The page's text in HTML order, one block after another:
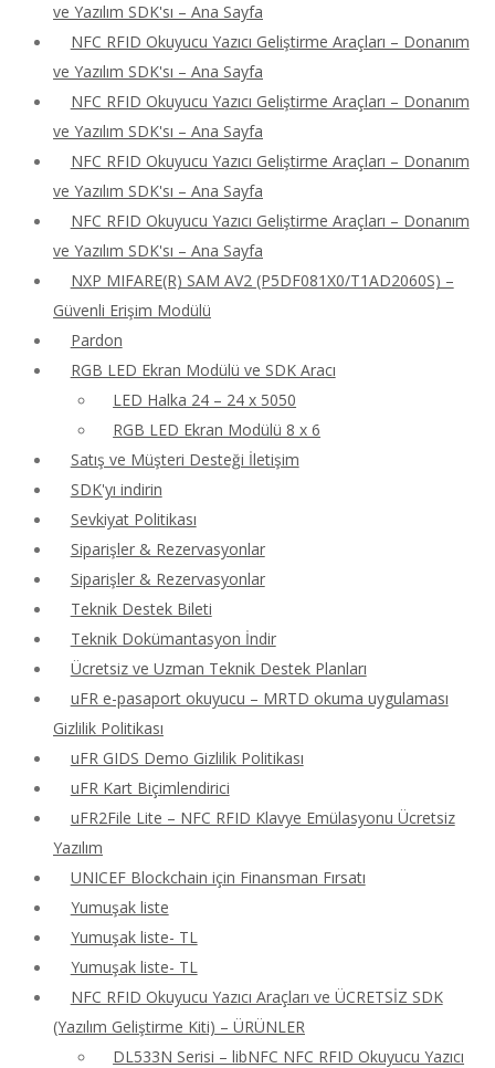
ve Yazılım SDK'sı – Ana Sayfa
NFC RFID Okuyucu Yazıcı Geliştirme Araçları – Donanım
ve Yazılım SDK'sı – Ana Sayfa
NFC RFID Okuyucu Yazıcı Geliştirme Araçları – Donanım
ve Yazılım SDK'sı – Ana Sayfa
NFC RFID Okuyucu Yazıcı Geliştirme Araçları – Donanım
ve Yazılım SDK'sı – Ana Sayfa
NFC RFID Okuyucu Yazıcı Geliştirme Araçları – Donanım
ve Yazılım SDK'sı – Ana Sayfa
NXP MIFARE(R) SAM AV2 (P5DF081X0/T1AD2060S) –
Güvenli Erişim Modülü
Pardon
RGB LED Ekran Modülü ve SDK Aracı
LED Halka 24 – 24 x 5050
RGB LED Ekran Modülü 8 x 6
Satış ve Müşteri Desteği İletişim
SDK'yı indirin
Sevkiyat Politikası
Siparişler & Rezervasyonlar
Siparişler & Rezervasyonlar
Teknik Destek Bileti
Teknik Dokümantasyon İndir
Ücretsiz ve Uzman Teknik Destek Planları
uFR e-pasaport okuyucu – MRTD okuma uygulaması
Gizlilik Politikası
uFR GIDS Demo Gizlilik Politikası
uFR Kart Biçimlendirici
uFR2File Lite – NFC RFID Klavye Emülasyonu Ücretsiz
Yazılım
UNICEF Blockchain için Finansman Fırsatı
Yumuşak liste
Yumuşak liste- TL
Yumuşak liste- TL
NFC RFID Okuyucu Yazıcı Araçları ve ÜCRETSİZ SDK
(Yazılım Geliştirme Kiti) – ÜRÜNLER
DL533N Serisi – libNFC NFC RFID Okuyucu Yazıcı